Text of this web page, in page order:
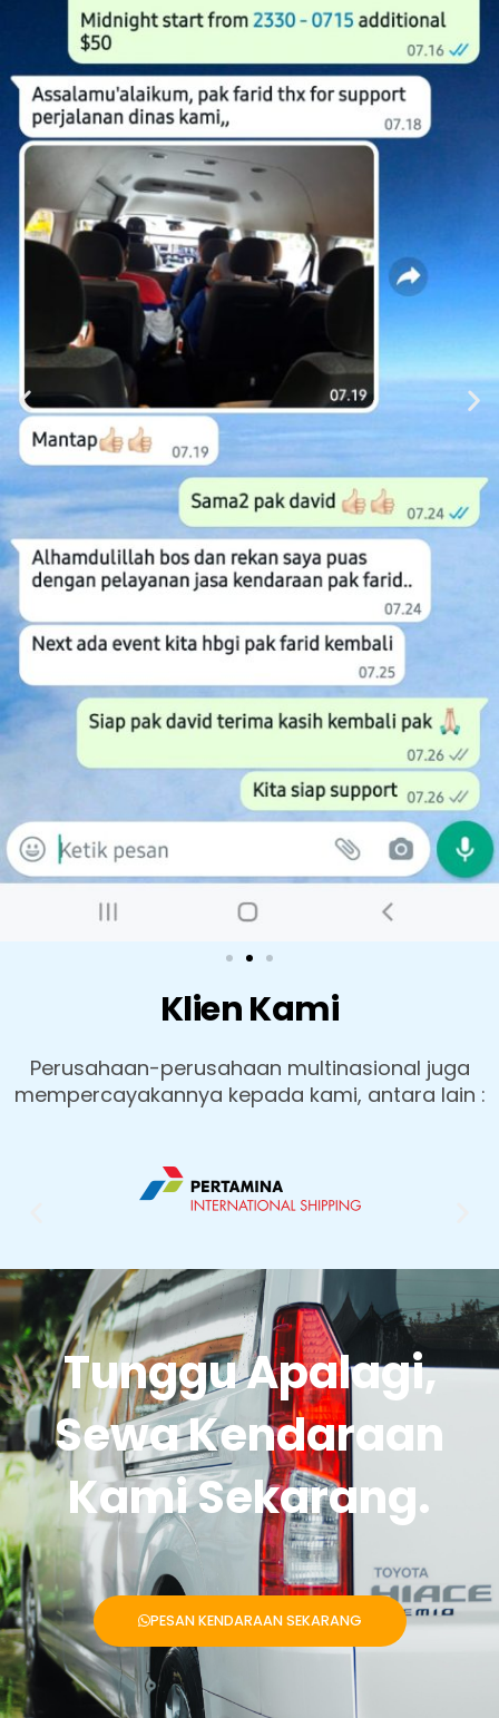
Klien Kami
Perusahaan-perusahaan multinasional juga
mempercayakannya kepada kami, antara lain :
Tunggu Apalagi,
Sewa Kendaraan
Kami Sekarang.
PESAN KENDARAAN SEKARANG